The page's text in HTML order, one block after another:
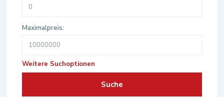
Maximalpreis:
Weitere Suchoptionen
Suche